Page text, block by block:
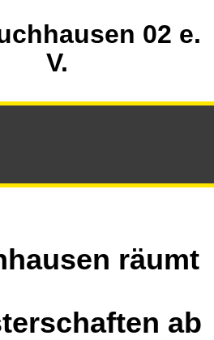
02 e.
V.
räumt
ab